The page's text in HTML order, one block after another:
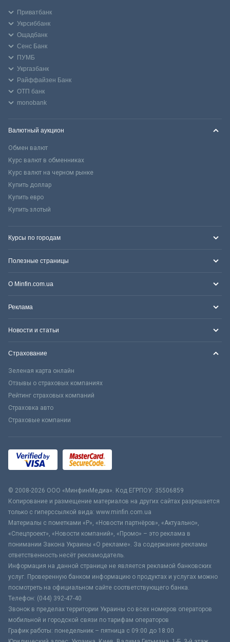
Приватбанк
Укрсиббанк
Ощадбанк
Сенс Банк
ПУМБ
Укргазбанк
Райффайзен Банк
ОТП банк
monobank
Валютный аукцион
Обмен валют
Курс валют в обменниках
Курс валют на черном рынке
Купить доллар
Купить евро
Купить злотый
Курсы по городам
Полезные страницы
О Minfin.com.ua
Реклама
Новости и статьи
Страхование
Зеленая карта онлайн
Отзывы о страховых компаниях
Рейтинг страховых компаний
Страховка авто
Страховые компании
© 2008-2026 ООО «МинфинМедиа». Код ЕГРПОУ: 35506859
Копирование и размещение материалов на других сайтах разрешается
только с гиперссылкой вида: www.minfin.com.ua
Материалы с пометками «Р», «Новости партнёров», «Актуально»,
«Спецпроект», «Новости компаний», «Промо» – это реклама в
понимании Закона Украины «О рекламе». За содержание рекламы
ответственность несёт рекламодатель.
Информация на данной странице не является рекламой банковских
услуг. Проверенную банком информацию о продуктах и услугах можно
посмотреть на официальном сайте соответствующего банка.
Телефон: (044) 392-47-40
Звонок в пределах территории Украины со всех номеров операторов
мобильной и городской связи по тарифам операторов
График работы: понедельник – пятница с 09:00 до 18:00